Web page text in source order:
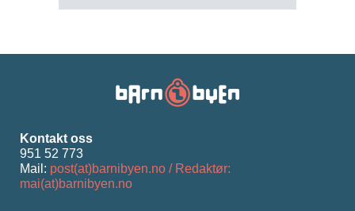
Kontakt oss
951 52 773
Mail: post(at)barnibyen.no / Redaktør:
mai(at)barnibyen.no